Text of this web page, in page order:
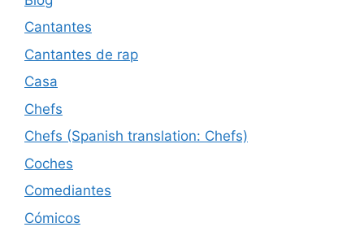
Cantantes
Cantantes de rap
Casa
Chefs
Chefs (Spanish translation: Chefs)
Coches
Comediantes
Cómicos